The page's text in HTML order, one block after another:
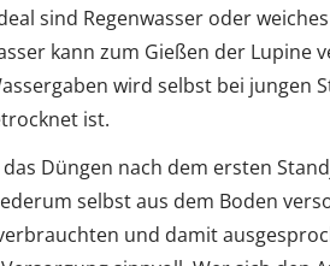
sind Regenwasser oder
kann zum Gießen der Lupine
wird selbst bei jungen
ist.
Düngen nach dem ersten
selbst aus dem Boden
und damit